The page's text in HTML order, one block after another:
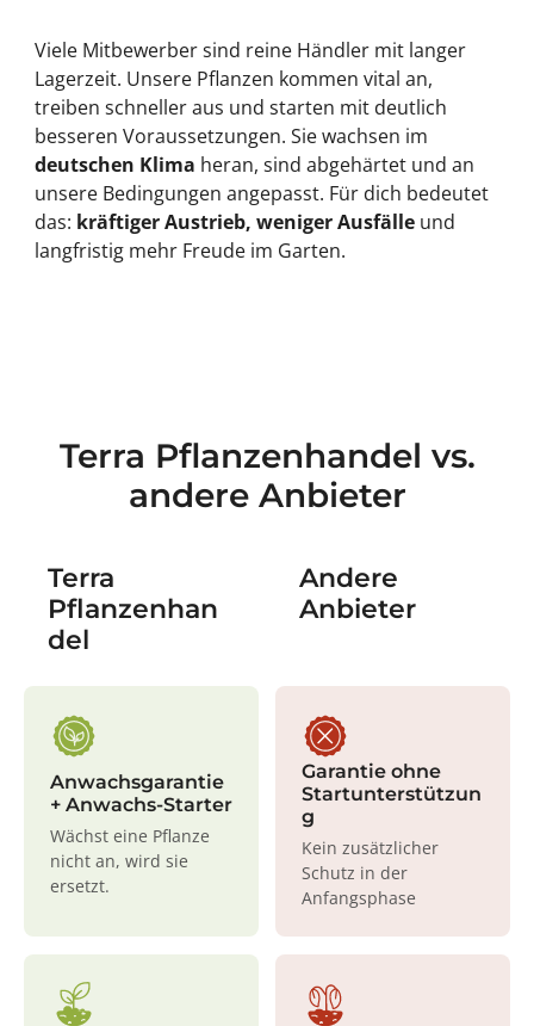
Viele Mitbewerber sind reine Händler mit langer
Lagerzeit. Unsere Pflanzen kommen vital an,
treiben schneller aus und starten mit deutlich
besseren Voraussetzungen. Sie wachsen im
deutschen Klima heran, sind abgehärtet und an
unsere Bedingungen angepasst. Für dich bedeutet
das: kräftiger Austrieb, weniger Ausfälle und
langfristig mehr Freude im Garten.
Terra Pflanzenhandel vs.
andere Anbieter
Terra
Pflanzenhan
del
Andere
Anbieter
Anwachsgarantie
+ Anwachs-Starter
Wächst eine Pflanze
nicht an, wird sie
ersetzt.
Garantie ohne
Startunterstützun
g
Kein zusätzlicher
Schutz in der
Anfangsphase